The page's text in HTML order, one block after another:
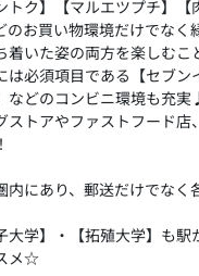
トク】【マルエツプチ】【
のお買い物環境だけでなく
いた姿の両方を楽しむこ
は必須項目である【セブン
などのコンビニ環境も充実
ストアやファストフード店
内にあり、郵送だけでなく
大学】・【拓殖大学】も
メ☆